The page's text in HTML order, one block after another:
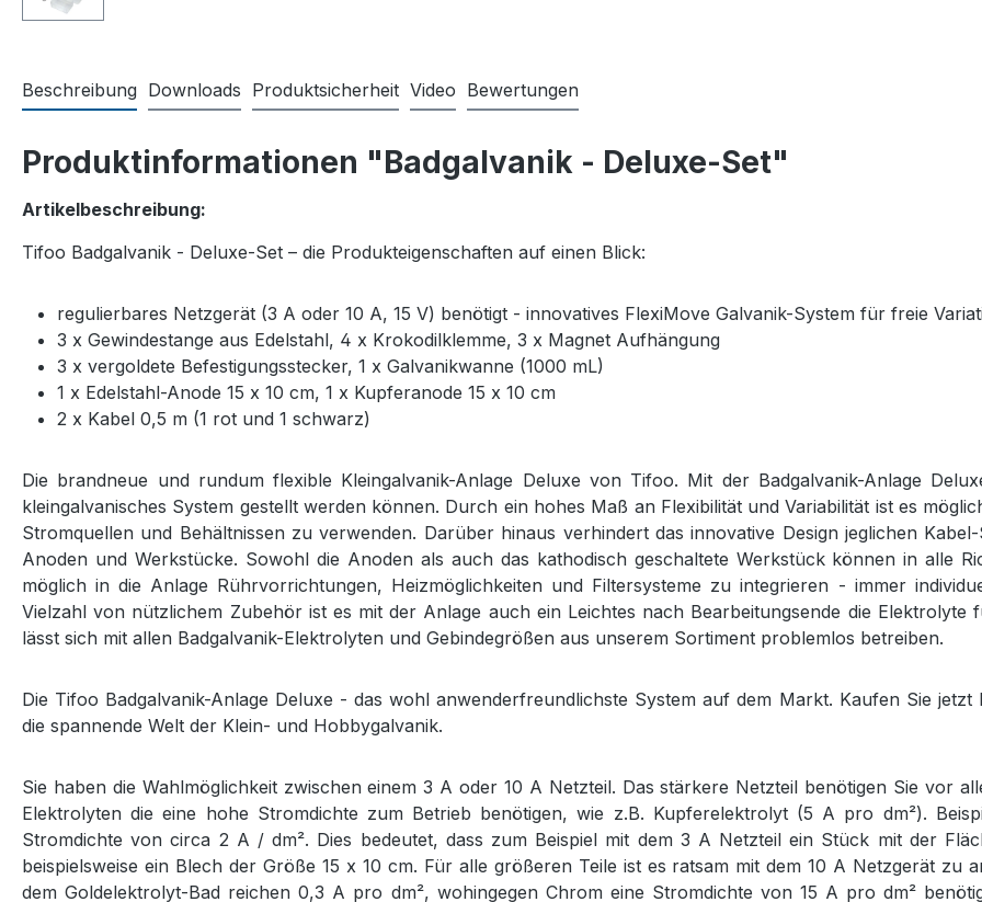
Beschreibung Downloads Produktsicherheit Video Bewertungen
Produktinformationen "Badgalvanik - Deluxe-Set"
Artikelbeschreibung:
Tifoo Badgalvanik - Deluxe-Set – die Produkteigenschaften auf einen Blick:
regulierbares Netzgerät (3 A oder 10 A, 15 V) benötigt - innovatives FlexiMove Galvanik-System für freie
3 x Gewindestange aus Edelstahl, 4 x Krokodilklemme, 3 x Magnet Aufhängung
3 x vergoldete Befestigungsstecker, 1 x Galvanikwanne (1000 mL)
1 x Edelstahl-Anode 15 x 10 cm, 1 x Kupferanode 15 x 10 cm
2 x Kabel 0,5 m (1 rot und 1 schwarz)
Die brandneue und rundum flexible Kleingalvanik-Anlage Deluxe von Tifoo. Mit der Badgalvanik-Anlage
kleingalvanisches System gestellt werden können. Durch ein hohes Maß an Flexibilität und Variabilität ist es
Stromquellen und Behältnissen zu verwenden. Darüber hinaus verhindert das innovative Design jeglichen
Anoden und Werkstücke. Sowohl die Anoden als auch das kathodisch geschaltete Werkstück können in alle
möglich in die Anlage Rührvorrichtungen, Heizmöglichkeiten und Filtersysteme zu integrieren - immer
Vielzahl von nützlichem Zubehör ist es mit der Anlage auch ein Leichtes nach Bearbeitungsende die
lässt sich mit allen Badgalvanik-Elektrolyten und Gebindegrößen aus unserem Sortiment problemlos betreiben.
Die Tifoo Badgalvanik-Anlage Deluxe - das wohl anwenderfreundlichste System auf dem Markt. Kaufen Sie
die spannende Welt der Klein- und Hobbygalvanik.
Sie haben die Wahlmöglichkeit zwischen einem 3 A oder 10 A Netzteil. Das stärkere Netzteil benötigen Sie vor
Elektrolyten die eine hohe Stromdichte zum Betrieb benötigen, wie z.B. Kupferelektrolyt (5 A pro dm²).
Stromdichte von circa 2 A / dm². Dies bedeutet, dass zum Beispiel mit dem 3 A Netzteil ein Stück mit der
beispielsweise ein Blech der Größe 15 x 10 cm. Für alle größeren Teile ist es ratsam mit dem 10 A Netzgerät zu
dem Goldelektrolyt-Bad reichen 0,3 A pro dm², wohingegen Chrom eine Stromdichte von 15 A pro dm²